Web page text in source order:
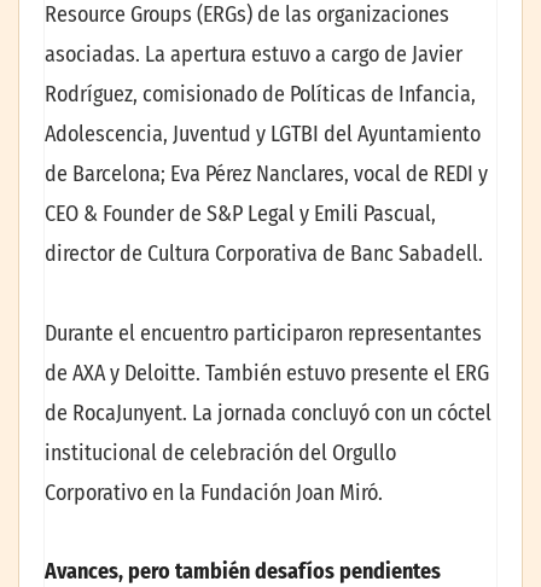
Resource Groups (ERGs) de las organizaciones
asociadas. La apertura estuvo a cargo de Javier
Rodríguez, comisionado de Políticas de Infancia,
Adolescencia, Juventud y LGTBI del Ayuntamiento
de Barcelona; Eva Pérez Nanclares, vocal de REDI y
CEO & Founder de S&P Legal y Emili Pascual,
director de Cultura Corporativa de Banc Sabadell.
Durante el encuentro participaron representantes
de AXA y Deloitte. También estuvo presente el ERG
de RocaJunyent. La jornada concluyó con un cóctel
institucional de celebración del Orgullo
Corporativo en la Fundación Joan Miró.
Avances, pero también desafíos pendientes